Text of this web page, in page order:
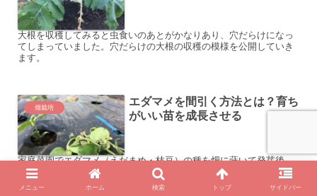
大根を収穫してみると虫食いのあとがかなりあり、穴だらけになっ
てしまっていました。穴だらけの大根の収穫の模様を公開していき
ます。
畑栽培
エダマメを間引く方法とは？育ち
がいい苗を成長させる
家庭菜園でエダマメ（えだまめ・枝豆）の種を畑に蒔いて発芽後、
本葉が2〜3枚になったタイミングで、生育のいいエダマメを1本残し
他を間引いていきます。
メニュー ホーム 検索 トップ サイドバー